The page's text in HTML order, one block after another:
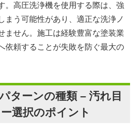
。高圧洗浄機を使用する際は、強
まう可能性があり、適正な洗浄ノ
ません。施工は経験豊富な塗装業
依頼することが失敗を防ぐ最大の
ターンの種類 – 汚れ目
選択のポイント